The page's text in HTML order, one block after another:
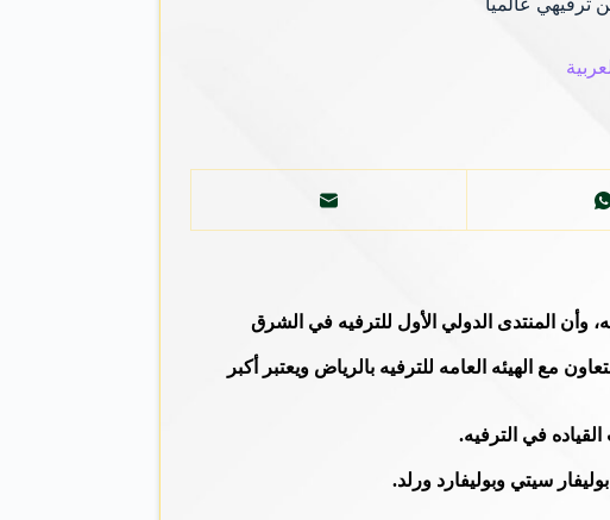
ترفيهي عالمياً
وأن المنتدى الدولي الأول للترفيه في الشرق
في الشرق الأوسط بالتعاون مع الهيئه العامه للترفيه بالرياض ويعتبر أكبر
في الترفيه.
سيتي وبوليفارد ورلد.